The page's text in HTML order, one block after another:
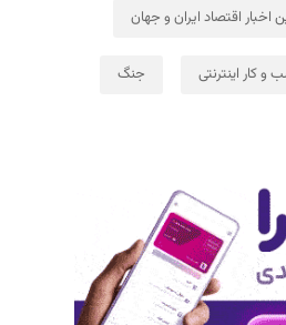
اخبار اقتصاد ایران و جهان
و کار اینترنتی جنگ